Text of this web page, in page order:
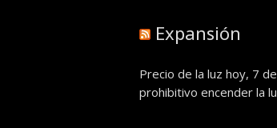
Expansión
Precio de la luz hoy, 7
prohibitivo encender la